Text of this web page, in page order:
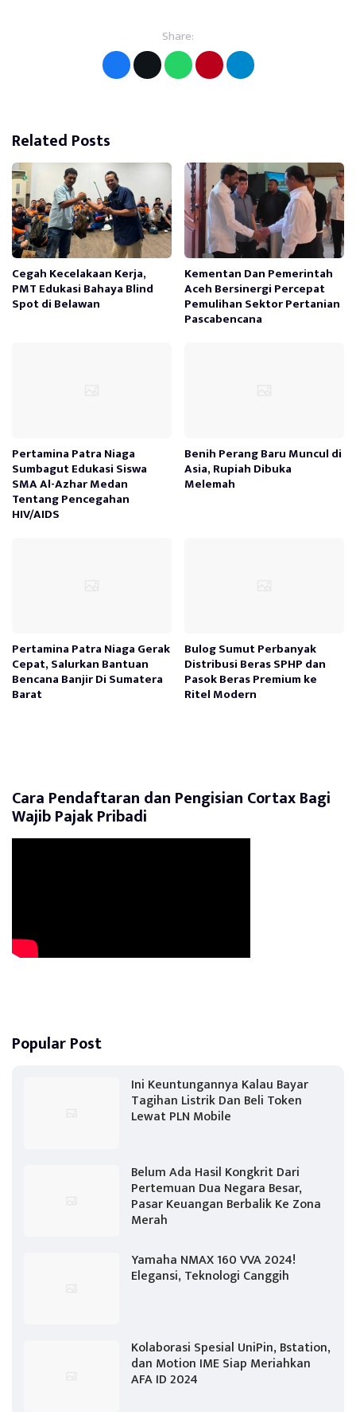
Share:
Related Posts
Cegah Kecelakaan Kerja,
PMT Edukasi Bahaya Blind
Spot di Belawan
Kementan Dan Pemerintah
Aceh Bersinergi Percepat
Pemulihan Sektor Pertanian
Pascabencana
Pertamina Patra Niaga
Sumbagut Edukasi Siswa
SMA Al-Azhar Medan
Tentang Pencegahan
HIV/AIDS
Benih Perang Baru Muncul di
Asia, Rupiah Dibuka
Melemah
Pertamina Patra Niaga Gerak
Cepat, Salurkan Bantuan
Bencana Banjir Di Sumatera
Barat
Bulog Sumut Perbanyak
Distribusi Beras SPHP dan
Pasok Beras Premium ke
Ritel Modern
Cara Pendaftaran dan Pengisian Cortax Bagi
Wajib Pajak Pribadi
Popular Post
Ini Keuntungannya Kalau Bayar
Tagihan Listrik Dan Beli Token
Lewat PLN Mobile
Belum Ada Hasil Kongkrit Dari
Pertemuan Dua Negara Besar,
Pasar Keuangan Berbalik Ke Zona
Merah
Yamaha NMAX 160 VVA 2024!
Elegansi, Teknologi Canggih
Kolaborasi Spesial UniPin, Bstation,
dan Motion IME Siap Meriahkan
AFA ID 2024